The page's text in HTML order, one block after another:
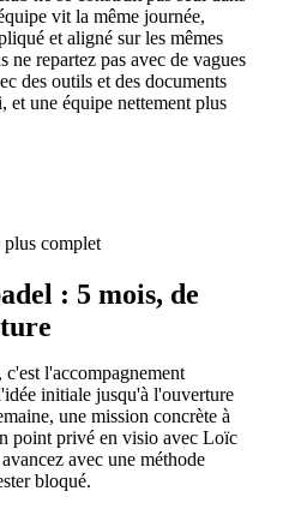
vit la même journée,
et aligné sur les mêmes
ne repartez pas avec de vagues
des outils et des documents
et une équipe nettement plus
plus complet
: 5 mois, de
l'accompagnement
initiale jusqu'à l'ouverture
une mission concrète à
point privé en visio avec Loïc
avec une méthode
bloqué.